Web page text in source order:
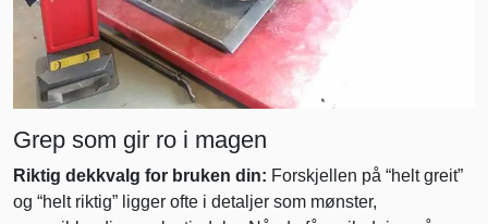
Grep som gir ro i magen
Riktig dekkvalg for bruken din: Forskjellen på “helt greit”
og “helt riktig” ligger ofte i detaljer som mønster,